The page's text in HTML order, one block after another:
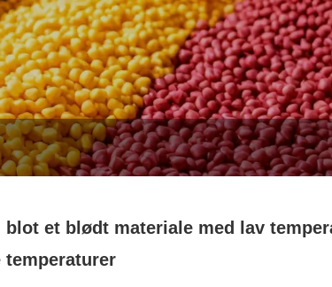
blot et blødt materiale med lav
temperaturer